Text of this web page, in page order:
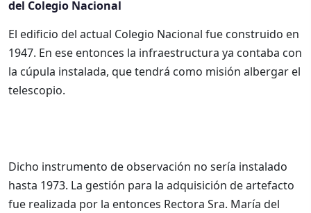
del Colegio Nacional
El edificio del actual Colegio Nacional fue construido en
1947. En ese entonces la infraestructura ya contaba con
la cúpula instalada, que tendrá como misión albergar el
telescopio.
Dicho instrumento de observación no sería instalado
hasta 1973. La gestión para la adquisición de artefacto
fue realizada por la entonces Rectora Sra. María del